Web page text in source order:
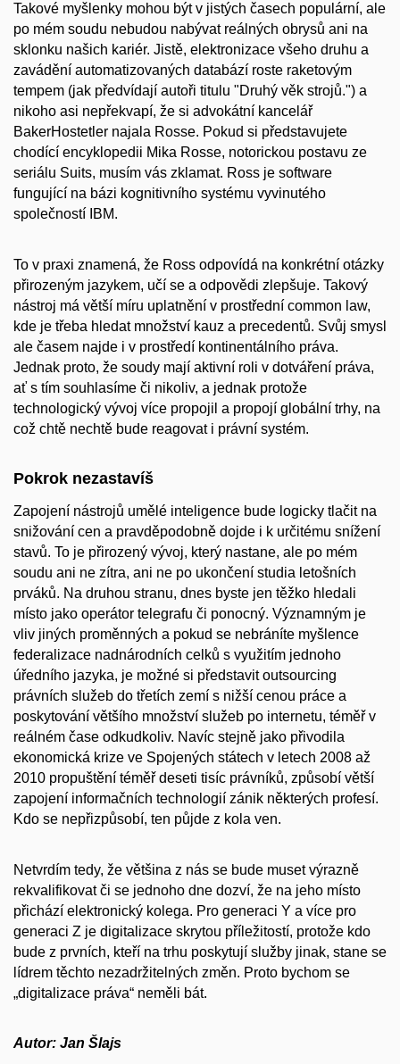
Takové myšlenky mohou být v jistých časech populární, ale
po mém soudu nebudou nabývat reálných obrysů ani na
sklonku našich kariér. Jistě, elektronizace všeho druhu a
zavádění automatizovaných databází roste raketovým
tempem (jak předvídají autoři titulu "Druhý věk strojů.") a
nikoho asi nepřekvapí, že si advokátní kancelář
BakerHostetler najala Rosse. Pokud si představujete
chodící encyklopedii Mika Rosse, notorickou postavu ze
seriálu Suits, musím vás zklamat. Ross je software
fungující na bázi kognitivního systému vyvinutého
společností IBM.
To v praxi znamená, že Ross odpovídá na konkrétní otázky
přirozeným jazykem, učí se a odpovědi zlepšuje. Takový
nástroj má větší míru uplatnění v prostřední common law,
kde je třeba hledat množství kauz a precedentů. Svůj smysl
ale časem najde i v prostředí kontinentálního práva.
Jednak proto, že soudy mají aktivní roli v dotváření práva,
ať s tím souhlasíme či nikoliv, a jednak protože
technologický vývoj více propojil a propojí globální trhy, na
což chtě nechtě bude reagovat i právní systém.
Pokrok nezastavíš
Zapojení nástrojů umělé inteligence bude logicky tlačit na
snižování cen a pravděpodobně dojde i k určitému snížení
stavů. To je přirozený vývoj, který nastane, ale po mém
soudu ani ne zítra, ani ne po ukončení studia letošních
prváků. Na druhou stranu, dnes byste jen těžko hledali
místo jako operátor telegrafu či ponocný. Významným je
vliv jiných proměnných a pokud se nebráníte myšlence
federalizace nadnárodních celků s využitím jednoho
úředního jazyka, je možné si představit outsourcing
právních služeb do třetích zemí s nižší cenou práce a
poskytování většího množství služeb po internetu, téměř v
reálném čase odkudkoliv. Navíc stejně jako přivodila
ekonomická krize ve Spojených státech v letech 2008 až
2010 propuštění téměř deseti tisíc právníků, způsobí větší
zapojení informačních technologií zánik některých profesí.
Kdo se nepřizpůsobí, ten půjde z kola ven.
Netvrdím tedy, že většina z nás se bude muset výrazně
rekvalifikovat či se jednoho dne dozví, že na jeho místo
přichází elektronický kolega. Pro generaci Y a více pro
generaci Z je digitalizace skrytou příležitostí, protože kdo
bude z prvních, kteří na trhu poskytují služby jinak, stane se
lídrem těchto nezadržitelných změn. Proto bychom se
„digitalizace práva“ neměli bát.
Autor: Jan Šlajs